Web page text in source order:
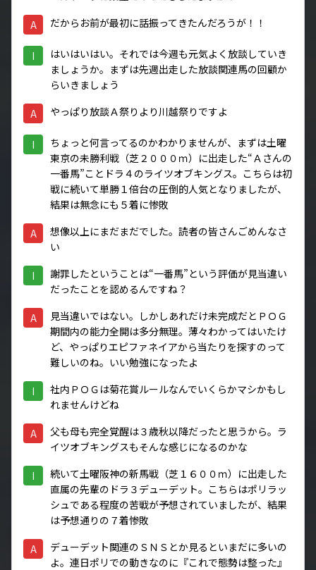
A だからお前が最初に話振ってきたんだろうが！！
I
はいはいはい。それでは今週も元気よく放談していき
ましょうか。まずは先週出走した放談関連馬の回顧か
らいきましょう
A やっぱり放談Ａ祭りより川越祭りですよ
I
ちょっと何言ってるのかわかりませんが、まずは土曜
東京の未勝利戦（芝２０００ｍ）に出走した“Ａさんの
一番馬”ことドラ４のライツオブキングス。こちらは初
戦に続いて単勝１倍台の圧倒的人気となりましたが、
結果は無念にも５着に惨敗
A
想像以上にまだまだでした。読者の皆さんごめんなさ
い
I
謝罪したということは“一番馬”という評価が見当違い
だったことを認めるんですね？
A
見当違いではない。しかしあれだけ未完成だとＰＯＧ
期間内の能力全開は多分無理。薄々わかってはいたけ
ど、やっぱりエピファネイアから当たりを探すのって
難しいのね。いい勉強になったよ
I
社内ＰＯＧは菊花賞ルールなんでいくらかマシかもし
れませんけどね
A
父も母も完全覚醒は３歳秋以降だったと思うから。ラ
イツオブキングスもそんな感じになるのかな
I
続いて土曜阪神の新馬戦（芝１６００ｍ）に出走した
直属の先輩のドラ３デューデット。こちらはポリラッ
シュである程度の苦戦が予想されていましたが、結果
は予想通りの７着惨敗
A
デューデット関連のＳＮＳとか見るといまだに多いの
よ。連日ポリでの動きなのに『これで態勢は整った』